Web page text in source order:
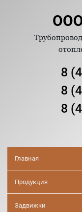
8
8
8
Главная
Продукция
Задвижки